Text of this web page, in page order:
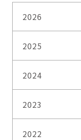
2026
2025
2024
2023
2022